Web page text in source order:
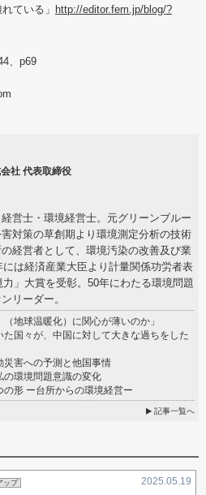
ている」
http://editor.fem.jp/blog/?
、p69
社 代表取締役
営士・環境経営士。元グリーンブルー
対策の草創期より環境測定分析の技術
経営者として、環境汚染の改善及び業
は経済産業大臣より計量関係功労者表
」大賞を受彰。50年にわたる環境問題
リーダー。
地球温暖化）に関心が薄いのか」
国々が、中国に対して大きな過ちをした
害への予測と他国事情
の環境問題意識の変化
形 ー台所からの環境経営ー
記事一覧へ
ップ 2025.05.19